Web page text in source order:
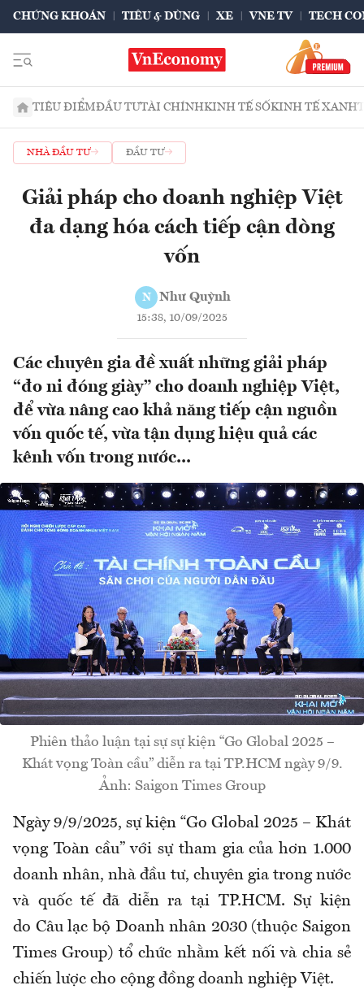
CHỨNG KHOÁN TIÊU & DÙNG XE VNE TV TECH
TIÊU ĐIỂMĐẦU TƯTÀI CHÍNHKINH TẾ SỐKINH TẾ XANH
NHÀ ĐẦU TƯ ĐẦU TƯ
Giải pháp cho doanh nghiệp Việt
đa dạng hóa cách tiếp cận dòng
vốn
N Như Quỳnh
15:38, 10/09/2025
Các chuyên gia đề xuất những giải pháp
“đo ni đóng giày” cho doanh nghiệp Việt,
để vừa nâng cao khả năng tiếp cận nguồn
vốn quốc tế, vừa tận dụng hiệu quả các
kênh vốn trong nước...
Phiên thảo luận tại sự sự kiện “Go Global 2025 –
Khát vọng Toàn cầu” diễn ra tại TP.HCM ngày 9/9.
Ảnh: Saigon Times Group
Ngày 9/9/2025, sự kiện “Go Global 2025 – Khát
vọng Toàn cầu” với sự tham gia của hơn 1.000
doanh nhân, nhà đầu tư, chuyên gia trong nước
và quốc tế đã diễn ra tại TP.HCM. Sự kiện
do Câu lạc bộ Doanh nhân 2030 (thuộc Saigon
Times Group) tổ chức nhằm kết nối và chia sẻ
chiến lược cho cộng đồng doanh nghiệp Việt.